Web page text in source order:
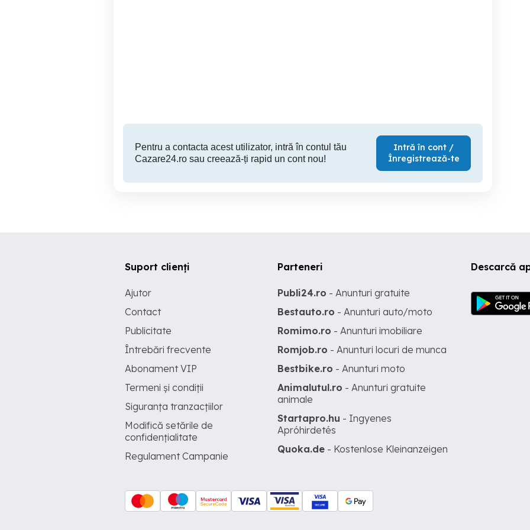
Pentru a contacta acest utilizator, intră în contul tău
Cazare24.ro sau creează-ți rapid un cont nou!
Intră în cont /
Înregistrează-te
Descarcă
Suport clienți
Ajutor
Contact
Publicitate
Întrebări frecvente
Abonament VIP
Termeni și condiții
Siguranța tranzacțiilor
Modifică setările de
confidențialitate
Regulament Campanie
Parteneri
Publi24.ro - Anunturi gratuite
Bestauto.ro - Anunturi auto/moto
Romimo.ro - Anunturi imobiliare
Romjob.ro - Anunturi locuri de munca
Bestbike.ro - Anunturi moto
Animalutul.ro - Anunturi gratuite
animale
Startapro.hu - Ingyenes
Apróhirdetés
Quoka.de - Kostenlose Kleinanzeigen